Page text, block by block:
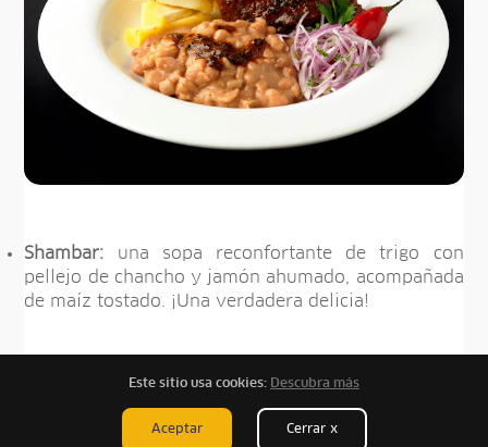
Shambar: una sopa reconfortante de trigo con
pellejo de chancho y jamón ahumado, acompañada
de maíz tostado. ¡Una verdadera delicia!
celebraciones por fin de año. Se prepara con
pescado y mariscos frescos, cebolla y ají limo.
¡Qué mejor que disfrutarlo con el sonido del mar
Este sitio usa cookies: Descubra más
Aceptar Cerrar x